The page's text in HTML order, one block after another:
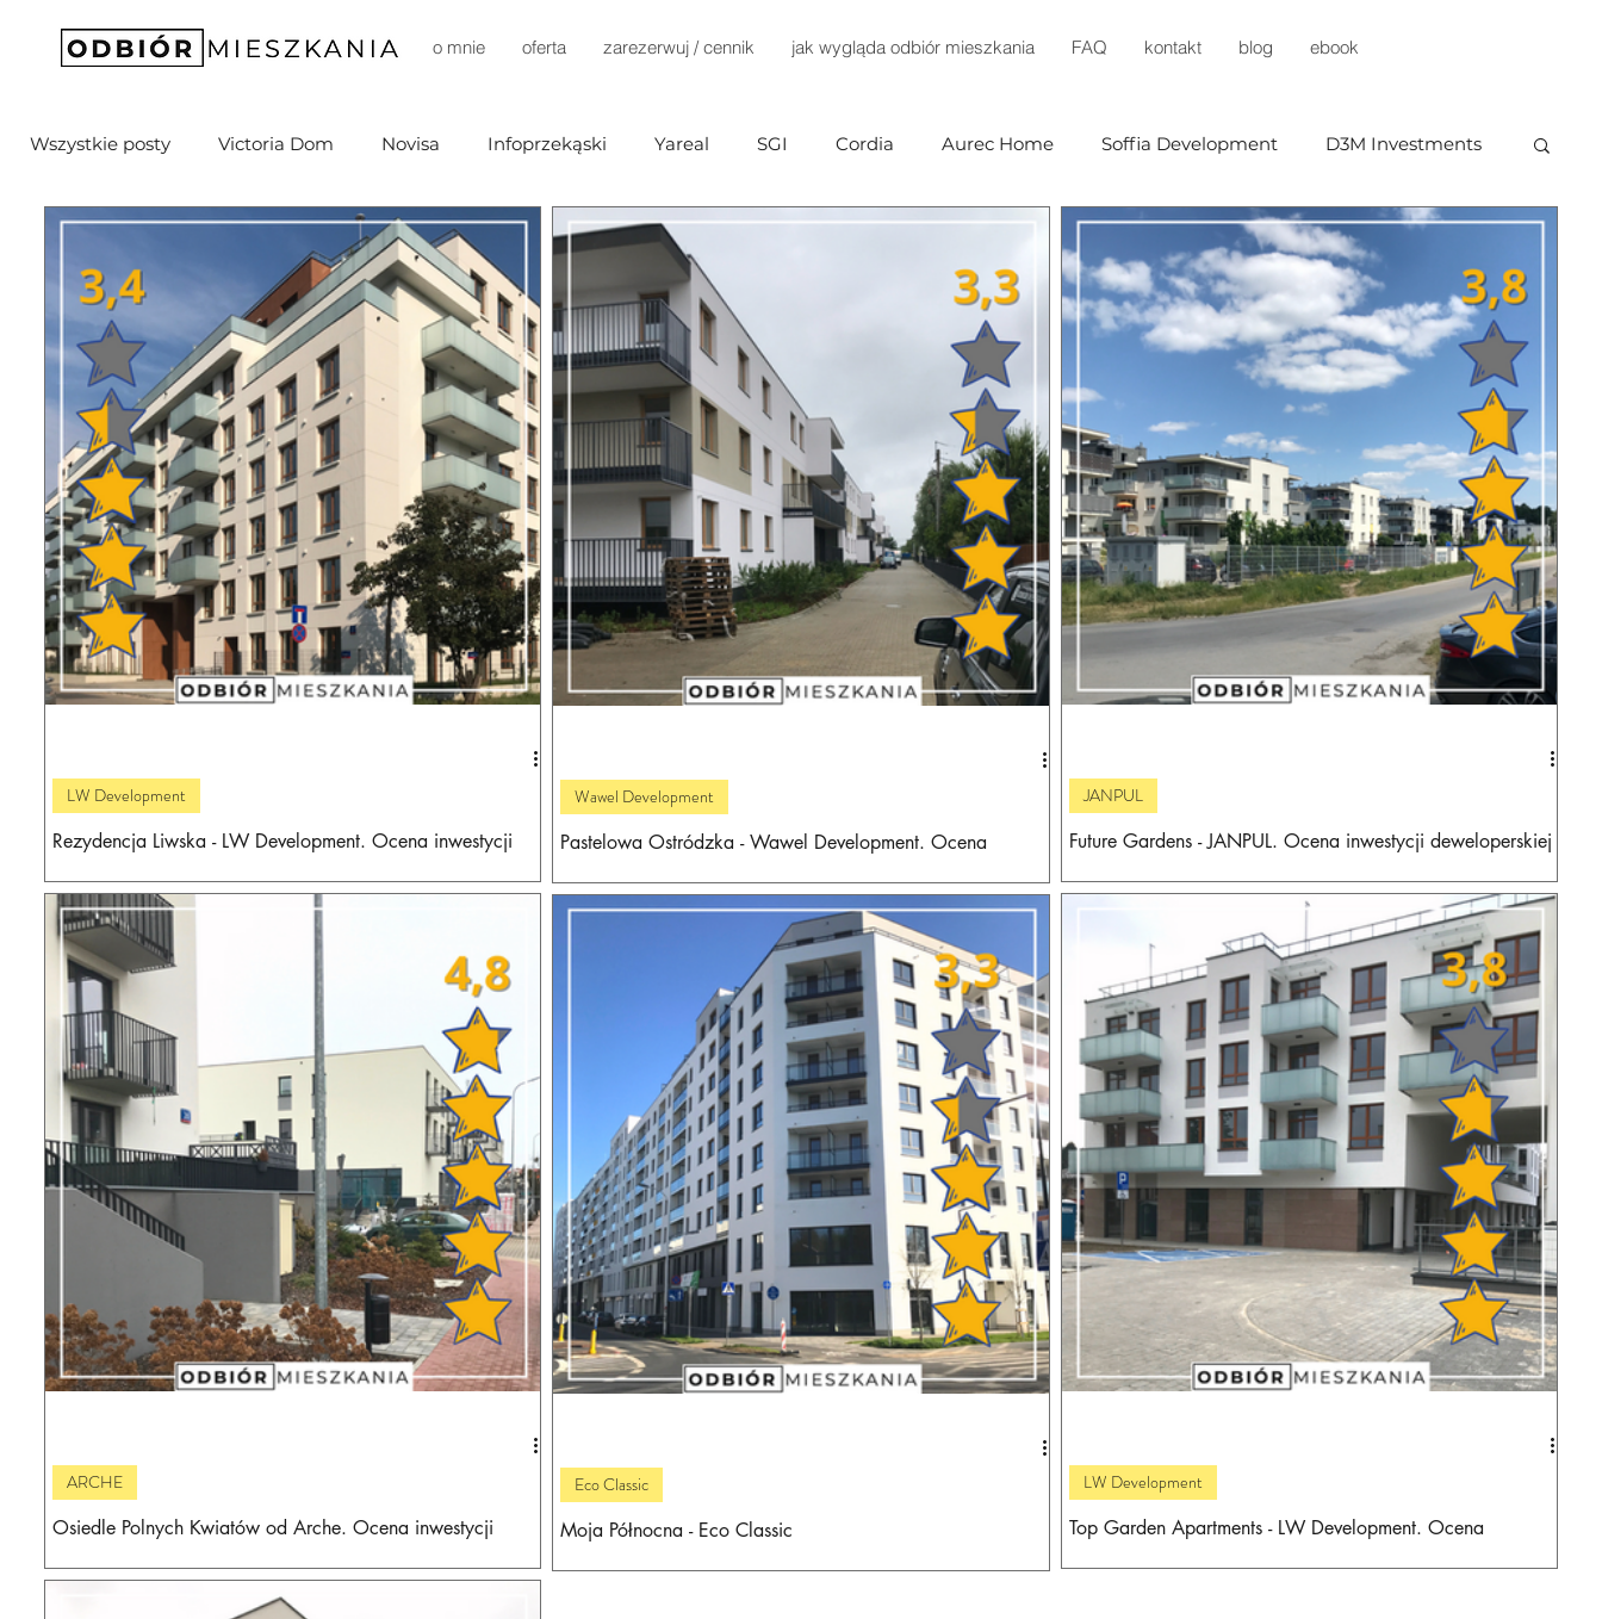
o mnie oferta zarezerwuj / cennik jak wygląda odbiór mieszkania FAQ kontakt blog ebook
Wszystkie posty Victoria Dom Novisa Infoprzekąski Yareal SGI Cordia Aurec Home Soffia Development D3M Investments
Agena Development DomD Dom Development Dynamic Development
Sprawia (Budimex) Marvipol TELKA Develia Immobart Robyg Unidevelopment Buszrem Testa
Bródno Centrum Echo Investments Arbud
Rezydencja Liwska - LW Development. Ocena inwestycji
LW Development
Pastelowa Ostródzka - Wawel Development. Ocena
Wawel Development
Future Gardens - JANPUL. Ocena inwestycji deweloperskiej i
JANPUL
Osiedle Polnych Kwiatów od Arche. Ocena inwestycji
ARCHE
Top Garden Apartments - LW Development. Ocena
LW Development
Moja Północna - Eco Classic
Eco Classic